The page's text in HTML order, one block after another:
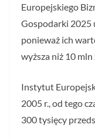
Europejskiego
Gospodarki 2025
ponieważ ich
wyższa niż 10 mln
Instytut
2005 r., od tego
300 tysięcy